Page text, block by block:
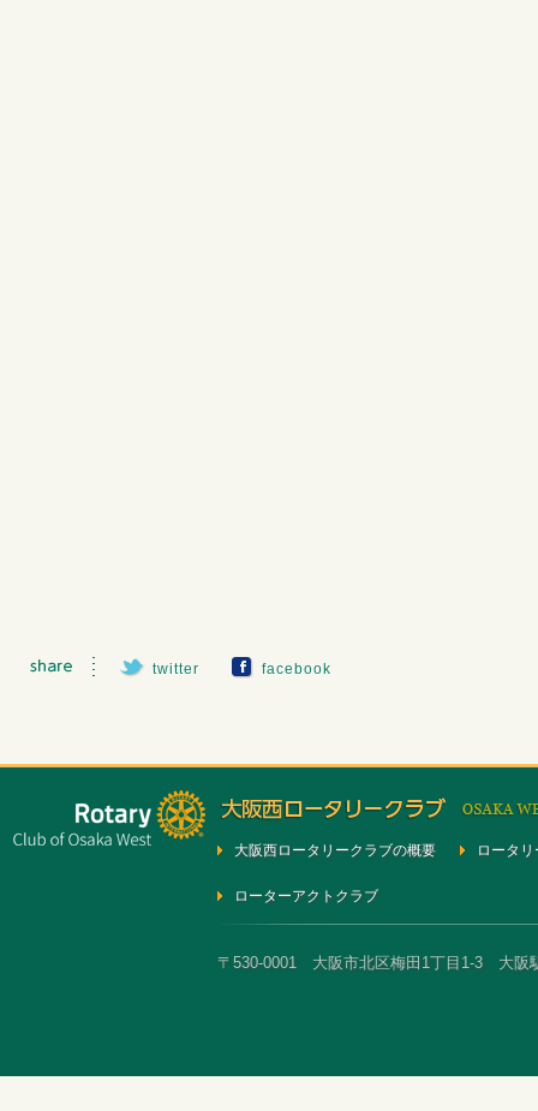
twitter facebook
大阪西ロータリークラブの概要 ロータ
ローターアクトクラブ
〒530-0001 大阪市北区梅田1丁目1-3 大阪